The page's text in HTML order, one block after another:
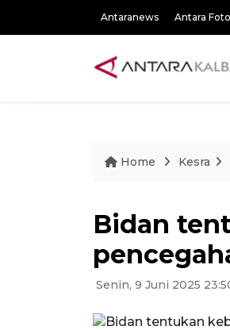
Antaranews Antara Foto
Home Kesra
Bidan
Senin, 9 Juni 2025